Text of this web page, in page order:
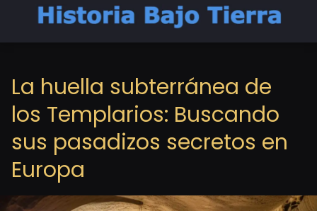
La huella subterránea de
los Templarios: Buscando
sus pasadizos secretos en
Europa